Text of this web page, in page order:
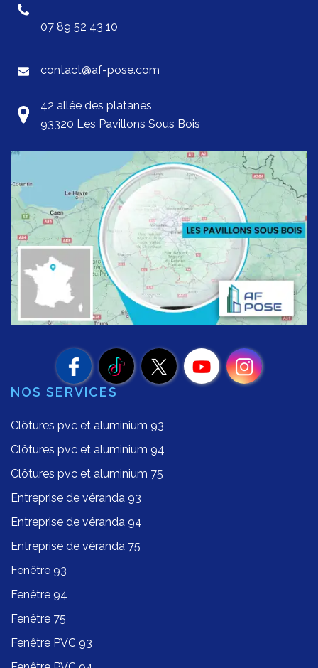
07 89 52 43 10
contact@af-pose.com
42 allée des platanes
93320 Les Pavillons Sous Bois
NOS SERVICES
Clôtures pvc et aluminium 93
Clôtures pvc et aluminium 94
Clôtures pvc et aluminium 75
Entreprise de véranda 93
Entreprise de véranda 94
Entreprise de véranda 75
Fenêtre 93
Fenêtre 94
Fenêtre 75
Fenêtre PVC 93